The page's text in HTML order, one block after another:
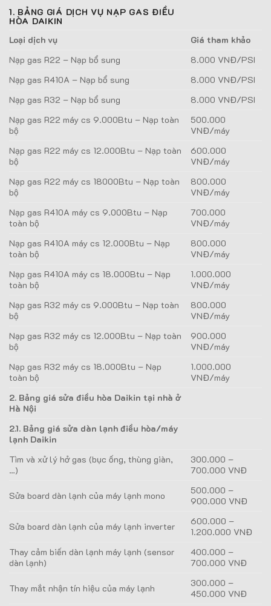
1. BẢNG GIÁ DỊCH VỤ NẠP GAS ĐIỀU
HÒA DAIKIN
Loại dịch vụ
Giá tham khảo
Nạp gas R22 – Nạp bổ sung
8.000 VNĐ/PSI
Nạp gas R410A – Nạp bổ sung
8.000 VNĐ/PSI
Nạp gas R32 – Nạp bổ sung
8.000 VNĐ/PSI
Nạp gas R22 máy cs 9.000Btu – Nạp toàn
bộ
500.000
VNĐ/máy
Nạp gas R22 máy cs 12.000Btu – Nạp toàn
bộ
600.000
VNĐ/máy
Nạp gas R22 máy cs 18000Btu – Nạp toàn
bộ
800.000
VNĐ/máy
Nạp gas R410A máy cs 9.000Btu – Nạp
toàn bộ
700.000
VNĐ/máy
Nạp gas R410A máy cs 12.000Btu – Nạp
toàn bộ
800.000
VNĐ/máy
Nạp gas R410A máy cs 18.000Btu – Nạp
toàn bộ
1.000.000
VNĐ/máy
Nạp gas R32 máy cs 9.000Btu – Nạp toàn
bộ
800.000
VNĐ/máy
Nạp gas R32 máy cs 12.000Btu – Nạp toàn
bộ
900.000
VNĐ/máy
Nạp gas R32 máy cs 18.000Btu – Nạp
toàn bộ
1.000.000
VNĐ/máy
2. Bảng giá sửa điều hòa Daikin tại nhà ở
Hà Nội
2.1. Bảng giá sửa dàn lạnh điều hòa/máy
lạnh Daikin
Tìm và xử lý hở gas (bục ống, thùng giàn,
…)
300.000 –
700.000 VNĐ
Sửa board dàn lạnh của máy lạnh mono
500.000 –
900.000 VNĐ
Sửa board dàn lạnh của máy lạnh inverter
600.000 –
1.200.000 VNĐ
Thay cảm biến dàn lạnh máy lạnh (sensor
dàn lạnh)
400.000 –
700.000 VNĐ
Thay mắt nhận tín hiệu của máy lạnh
300.000 –
450.000 VNĐ